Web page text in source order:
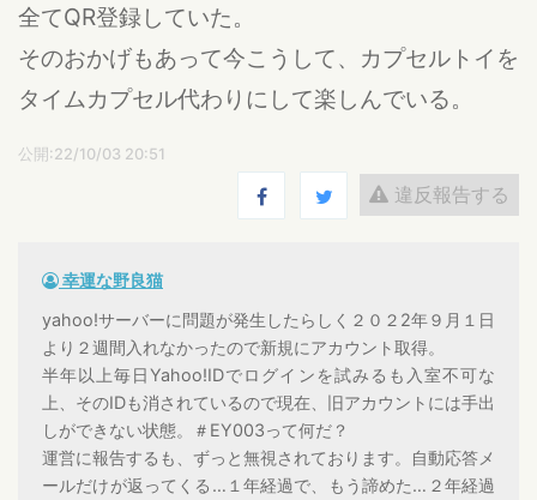
全てQR登録していた。
そのおかげもあって今こうして、カプセルトイを
タイムカプセル代わりにして楽しんでいる。
公開:22/10/03 20:51
違反報告する
幸運な野良猫
yahoo!サーバーに問題が発生したらしく２０２2年９月１日
より２週間入れなかったので新規にアカウント取得。
半年以上毎日Yahoo!IDでログインを試みるも入室不可な
上、そのIDも消されているので現在、旧アカウントには手出
しができない状態。＃EY003って何だ？
運営に報告するも、ずっと無視されております。自動応答メ
ールだけが返ってくる…１年経過で、もう諦めた…２年経過